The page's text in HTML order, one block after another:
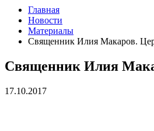
Главная
Новости
Материалы
Священник Илия Макаров.
Священник Илия
17.10.2017